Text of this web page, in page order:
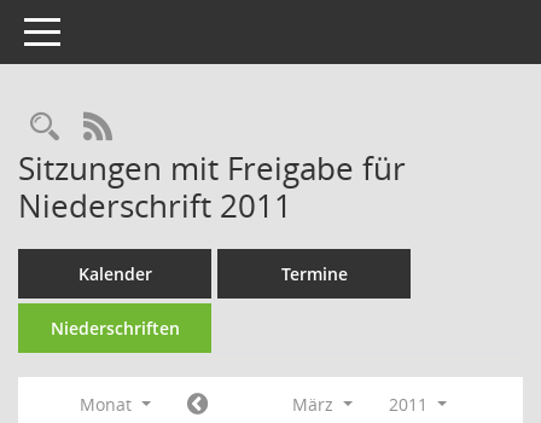
Toggle navigation
RSS-Feed
Sitzungen mit Freigabe für
Niederschrift 2011
Kalender Termine
Niederschriften
Monat März
2011